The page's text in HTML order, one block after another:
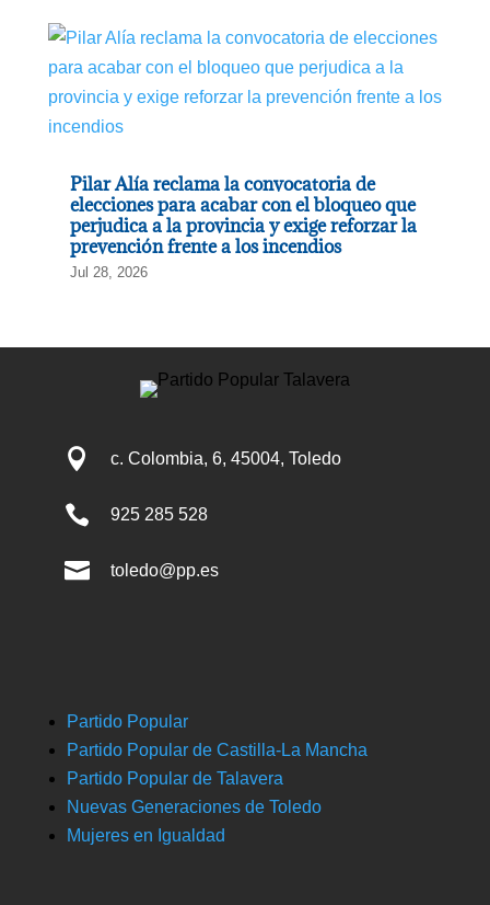
Pilar Alía reclama la convocatoria de
elecciones para acabar con el bloqueo que
perjudica a la provincia y exige reforzar la
prevención frente a los incendios
Jul 28, 2026
 c. Colombia, 6, 45004, Toledo
 925 285 528
 toledo@pp.es
Partido Popular
Partido Popular de Castilla-La Mancha
Partido Popular de Talavera
Nuevas Generaciones de Toledo
Mujeres en Igualdad